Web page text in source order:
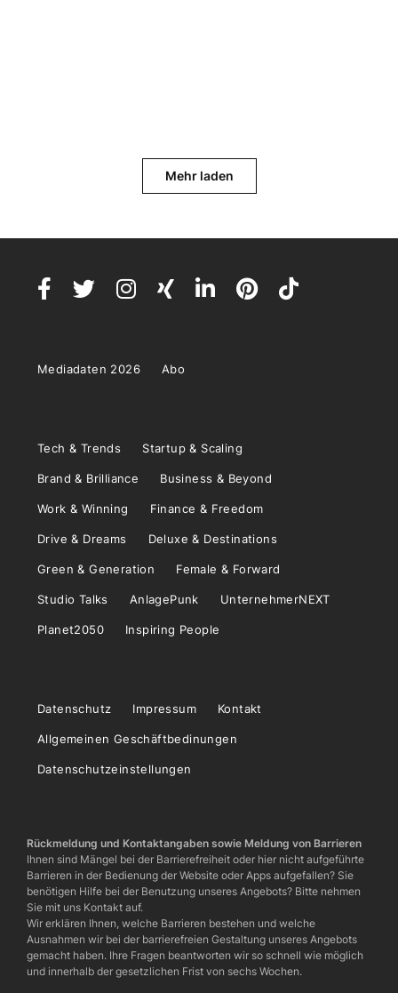
Mehr laden
Mediadaten 2026 Abo
Tech & Trends Startup & Scaling
Brand & Brilliance Business & Beyond
Work & Winning Finance & Freedom
Drive & Dreams Deluxe & Destinations
Green & Generation Female & Forward
Studio Talks AnlagePunk UnternehmerNEXT
Planet2050 Inspiring People
Datenschutz Impressum Kontakt
Allgemeinen Geschäftbedinungen
Datenschutzeinstellungen
Rückmeldung und Kontaktangaben sowie Meldung von Barrieren
Ihnen sind Mängel bei der Barrierefreiheit oder hier nicht aufgeführte
Barrieren in der Bedienung der Website oder Apps aufgefallen? Sie
benötigen Hilfe bei der Benutzung unseres Angebots? Bitte nehmen
Sie mit uns Kontakt auf.
Wir erklären Ihnen, welche Barrieren bestehen und welche
Ausnahmen wir bei der barrierefreien Gestaltung unseres Angebots
gemacht haben. Ihre Fragen beantworten wir so schnell wie möglich
und innerhalb der gesetzlichen Frist von sechs Wochen.